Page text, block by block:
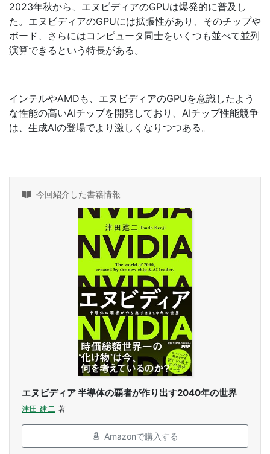
2023年秋から、エヌビディアのGPUは爆発的に普及し
た。エヌビディアのGPUには拡張性があり、そのチップや
ボード、さらにはコンピュータ同士をいくつも並べて並列
演算できるという特長がある。
インテルやAMDも、エヌビディアのGPUを意識したよう
な性能の高いAIチップを開発しており、AIチップ性能競争
は、生成AIの登場でより激しくなりつつある。
今回紹介した書籍情報
エヌビディア 半導体の覇者が作り出す2040年の世界
津田 建二 著
Amazonで購入する